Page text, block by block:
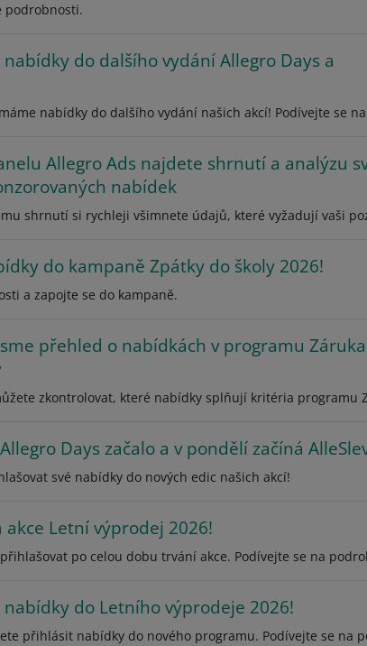
podrobnosti.
nabídky do dalšího vydání Allegro Days a
nabídky do dalšího vydání našich akcí! Podívejte se
Allegro Ads najdete shrnutí a analýzu
nabídek
shrnutí si rychleji všimnete údajů, které vyžadují vaši
do kampaně Zpátky do školy 2026!
a zapojte se do kampaně.
přehled o nabídkách v programu Záruka
zkontrolovat, které nabídky splňují kritéria programu
Days začalo a v pondělí začíná
své nabídky do nových edic našich akcí!
Letní výprodej 2026!
po celou dobu trvání akce. Podívejte se na
nabídky do Letního výprodeje 2026!
přihlásit nabídky do nového programu. Podívejte se na